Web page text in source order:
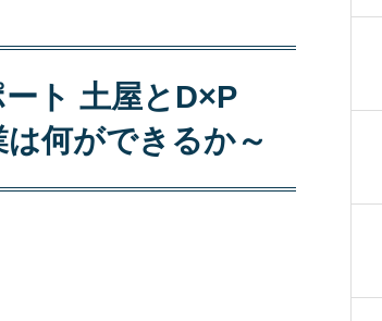
ート 土屋とD×P
何ができるか～